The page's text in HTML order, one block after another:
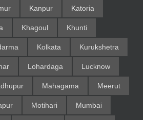
Kanpur Katoria
Khagoul Khunti
Kolkata Kurukshetra
Lohardaga Lucknow
Mahagama Meerut
Motihari Mumbai